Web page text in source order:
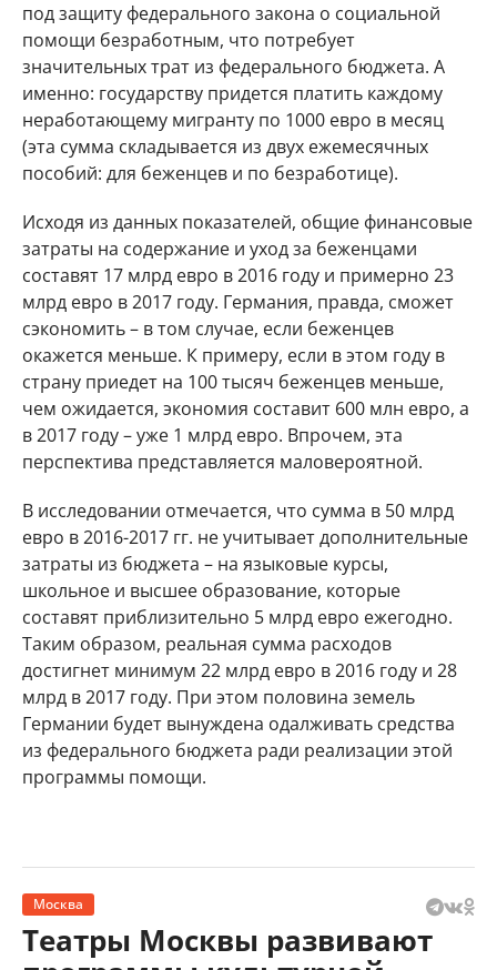
под защиту федерального закона о социальной
помощи безработным, что потребует
значительных трат из федерального бюджета. А
именно: государству придется платить каждому
неработающему мигранту по 1000 евро в месяц
(эта сумма складывается из двух ежемесячных
пособий: для беженцев и по безработице).
Исходя из данных показателей, общие финансовые
затраты на содержание и уход за беженцами
составят 17 млрд евро в 2016 году и примерно 23
млрд евро в 2017 году. Германия, правда, сможет
сэкономить – в том случае, если беженцев
окажется меньше. К примеру, если в этом году в
страну приедет на 100 тысяч беженцев меньше,
чем ожидается, экономия составит 600 млн евро, а
в 2017 году – уже 1 млрд евро. Впрочем, эта
перспектива представляется маловероятной.
В исследовании отмечается, что сумма в 50 млрд
евро в 2016-2017 гг. не учитывает дополнительные
затраты из бюджета – на языковые курсы,
школьное и высшее образование, которые
составят приблизительно 5 млрд евро ежегодно.
Таким образом, реальная сумма расходов
достигнет минимум 22 млрд евро в 2016 году и 28
млрд в 2017 году. При этом половина земель
Германии будет вынуждена одалживать средства
из федерального бюджета ради реализации этой
программы помощи.
Москва
Театры Москвы развивают